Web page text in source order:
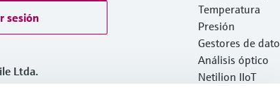
sesión
Ltda.
Temperatura
Presión
Gestores de
ctos de sistema
Análisis óptico
Netilion IIoT